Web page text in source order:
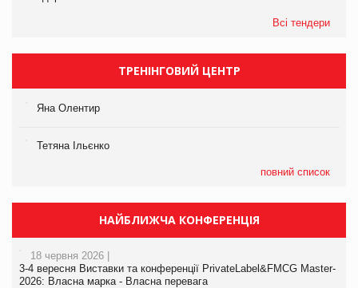
Всі тендери
ТРЕНІНГОВИЙ ЦЕНТР
Яна Олентир
Тетяна Ільєнко
повний список
НАЙБЛИЖЧА КОНФЕРЕНЦІЯ
18 червня 2026 |
3-4 вересня Виставки та конференції PrivateLabel&FMCG Master-
2026: Власна марка - Власна перевага